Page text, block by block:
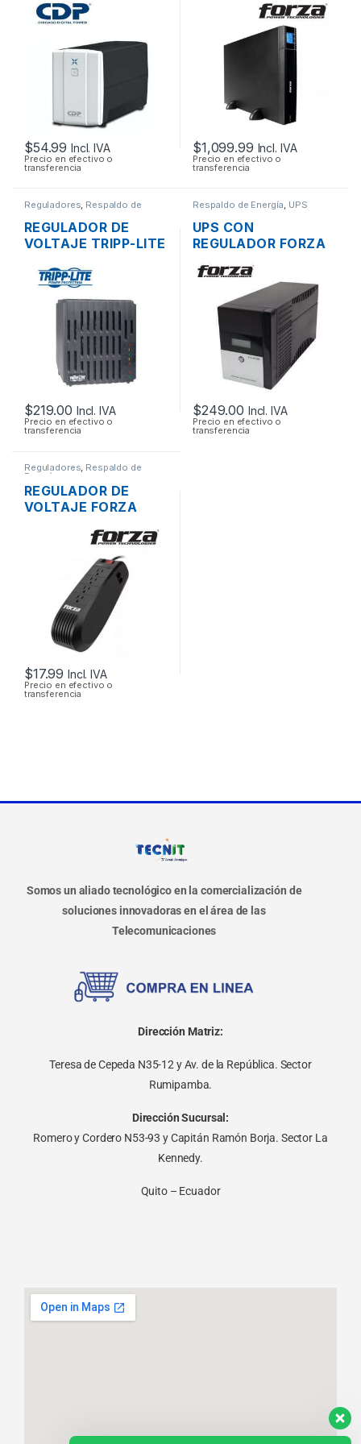
240W 8 TOMAS
$54.99 Incl. IVA
Precio en efectivo o
transferencia
3000VA 2500W –
2880W 9 TOMAS
110V + CONECTOR
$1,099.99 Incl. IVA
Precio en efectivo o
transferencia
Reguladores Respaldo de
Energía
REGULADOR DE
VOLTAJE TRIPP-LITE
DE 4 TOMAS
$219.00 Incl. IVA
Precio en efectivo o
transferencia
Respaldo de Energía UPS
UPS CON
REGULADOR FORZA
1500VA 1.5KVA
840W 8 TOMAS
120V
$249.00 Incl. IVA
Precio en efectivo o
transferencia
Reguladores, Respaldo de
Energía
REGULADOR DE
VOLTAJE FORZA
500W 4 TOMAS
$17.99 Incl. IVA
Precio en efectivo o
transferencia
Somos un aliado tecnológico en la comercialización de
soluciones innovadoras en el área de las
Telecomunicaciones
Dirección Matriz:
Teresa de Cepeda N35-12 y Av. de la República. Sector
Rumipamba.
Dirección Sucursal:
Romero y Cordero N53-93 y Capitán Ramón Borja. Sector La
Kennedy.
Quito – Ecuador